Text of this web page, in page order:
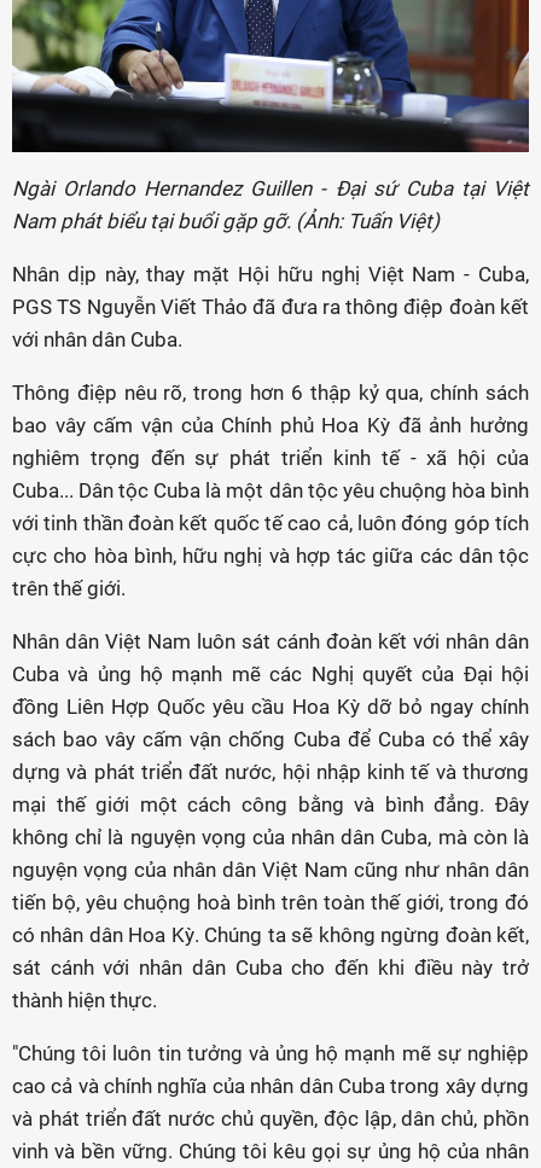
Ngài Orlando Hernandez Guillen - Đại sứ Cuba tại Việt
Nam phát biểu tại buổi gặp gỡ. (Ảnh: Tuấn Việt)
Nhân dịp này, thay mặt Hội hữu nghị Việt Nam - Cuba,
PGS TS Nguyễn Viết Thảo đã đưa ra thông điệp đoàn kết
với nhân dân Cuba.
Thông điệp nêu rõ, trong hơn 6 thập kỷ qua, chính sách
bao vây cấm vận của Chính phủ Hoa Kỳ đã ảnh hưởng
nghiêm trọng đến sự phát triển kinh tế - xã hội của
Cuba... Dân tộc Cuba là một dân tộc yêu chuộng hòa bình
với tinh thần đoàn kết quốc tế cao cả, luôn đóng góp tích
cực cho hòa bình, hữu nghị và hợp tác giữa các dân tộc
trên thế giới.
Nhân dân Việt Nam luôn sát cánh đoàn kết với nhân dân
Cuba và ủng hộ mạnh mẽ các Nghị quyết của Đại hội
đồng Liên Hợp Quốc yêu cầu Hoa Kỳ dỡ bỏ ngay chính
sách bao vây cấm vận chống Cuba để Cuba có thể xây
dựng và phát triển đất nước, hội nhập kinh tế và thương
mại thế giới một cách công bằng và bình đẳng. Đây
không chỉ là nguyện vọng của nhân dân Cuba, mà còn là
nguyện vọng của nhân dân Việt Nam cũng như nhân dân
tiến bộ, yêu chuộng hoà bình trên toàn thế giới, trong đó
có nhân dân Hoa Kỳ. Chúng ta sẽ không ngừng đoàn kết,
sát cánh với nhân dân Cuba cho đến khi điều này trở
thành hiện thực.
"Chúng tôi luôn tin tưởng và ủng hộ mạnh mẽ sự nghiệp
cao cả và chính nghĩa của nhân dân Cuba trong xây dựng
và phát triển đất nước chủ quyền, độc lập, dân chủ, phồn
vinh và bền vững. Chúng tôi kêu gọi sự ủng hộ của nhân